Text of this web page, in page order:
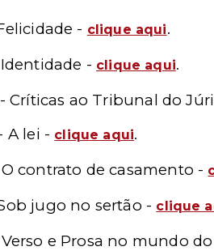
- clique aqui.
Identidade - clique aqui.
Críticas ao Tribunal do
A lei - clique aqui.
contrato de casamento -
jugo no sertão - clique
Verso e Prosa no mundo